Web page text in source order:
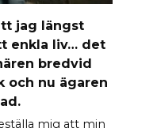
jag längst
enkla liv… det
bredvid
och nu ägaren
mig att min